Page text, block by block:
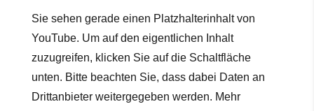
Sie sehen gerade einen Platzhalterinhalt von
YouTube. Um auf den eigentlichen Inhalt
zuzugreifen, klicken Sie auf die Schaltfläche
unten. Bitte beachten Sie, dass dabei Daten an
Drittanbieter weitergegeben werden. Mehr